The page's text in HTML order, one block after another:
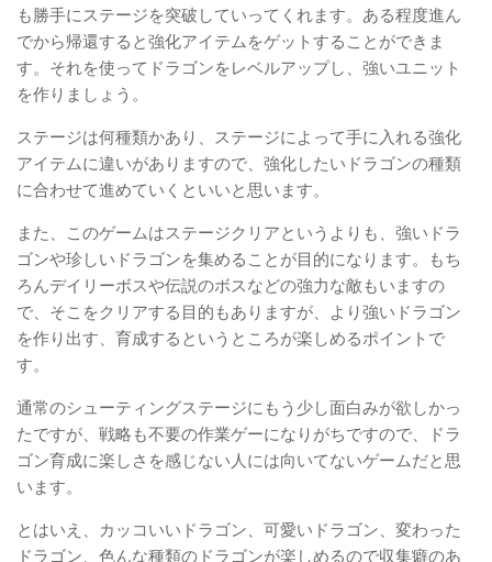
も勝手にステージを突破していってくれます。ある程度進ん
でから帰還すると強化アイテムをゲットすることができま
す。それを使ってドラゴンをレベルアップし、強いユニット
を作りましょう。
ステージは何種類かあり、ステージによって手に入れる強化
アイテムに違いがありますので、強化したいドラゴンの種類
に合わせて進めていくといいと思います。
また、このゲームはステージクリアというよりも、強いドラ
ゴンや珍しいドラゴンを集めることが目的になります。もち
ろんデイリーボスや伝説のボスなどの強力な敵もいますの
で、そこをクリアする目的もありますが、より強いドラゴン
を作り出す、育成するというところが楽しめるポイントで
す。
通常のシューティングステージにもう少し面白みが欲しかっ
たですが、戦略も不要の作業ゲーになりがちですので、ドラ
ゴン育成に楽しさを感じない人には向いてないゲームだと思
います。
とはいえ、カッコいいドラゴン、可愛いドラゴン、変わった
ドラゴン、色んな種類のドラゴンが楽しめるので収集癖のあ